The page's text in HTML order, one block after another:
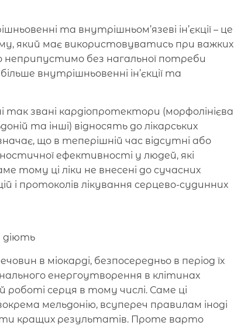
та внутрішньом’язеві ін’єкції – це
який має використовуватись при важких
без нагальної потреби
внутрішньовенні ін’єкції та
так звані кардіопротектори (морфолінієва
та інші) відносять до лікарських
що в теперішній час відсутні або
ефективності у людей, які
тому ці ліки не внесені до сучасних
і протоколів лікування серцево-судинних
діють
в міокарді, безпосередньо в період їх
енергоутворення в клітинах
роботі серця в тому числі. Саме ці
мельдонію, всупереч правилам іноді
кращих результатів. Проте варто